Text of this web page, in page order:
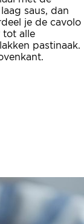
saus, dan
je de cavolo
tot alle
pastinaak.